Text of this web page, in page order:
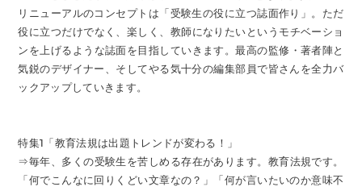
リニューアルのコンセプトは「受験生の役に立つ誌面作り」。ただ
役に立つだけでなく、楽しく、教師になりたいというモチベーショ
ンを上げるような誌面を目指していきます。最高の監修・著者陣と
気鋭のデザイナー、そしてやる気十分の編集部員で皆さんを全力バ
ックアップしていきます。
特集1「教育法規は出題トレンドが変わる！」
⇒毎年、多くの受験生を苦しめる存在があります。教育法規です。
「何でこんなに回りくどい文章なの？」「何が言いたいのか意味不